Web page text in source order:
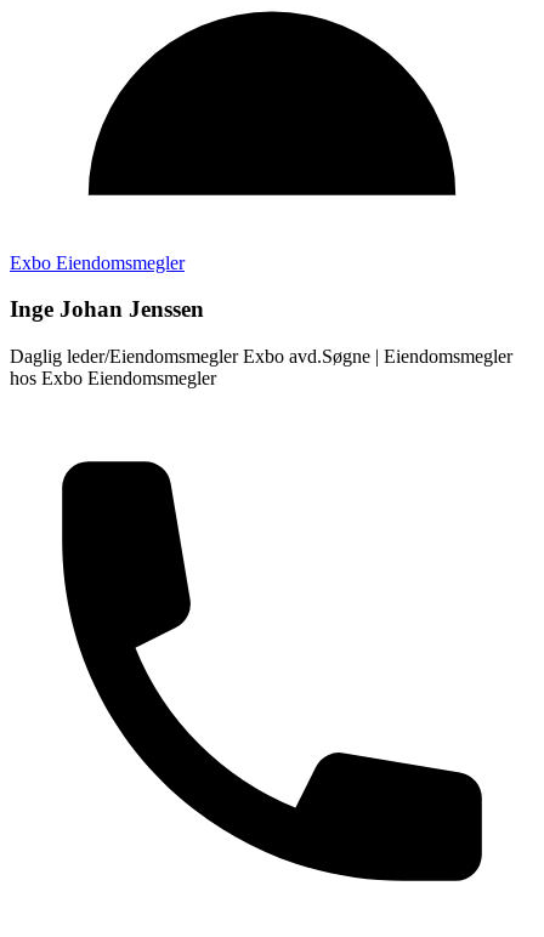
Exbo Eiendomsmegler
Inge Johan Jenssen
Daglig leder/Eiendomsmegler Exbo avd.Søgne | Eiendomsmegler
hos Exbo Eiendomsmegler